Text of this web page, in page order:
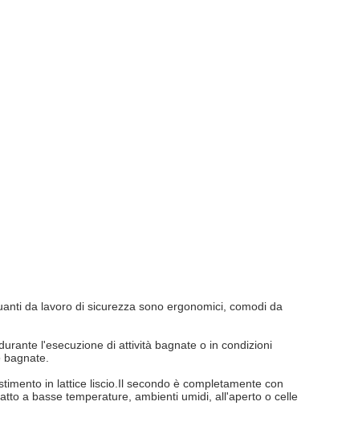
da lavoro di sicurezza sono ergonomici, comodi da
l'esecuzione di attività bagnate o in condizioni
in lattice liscio.Il secondo è completamente con
a basse temperature, ambienti umidi, all'aperto o celle